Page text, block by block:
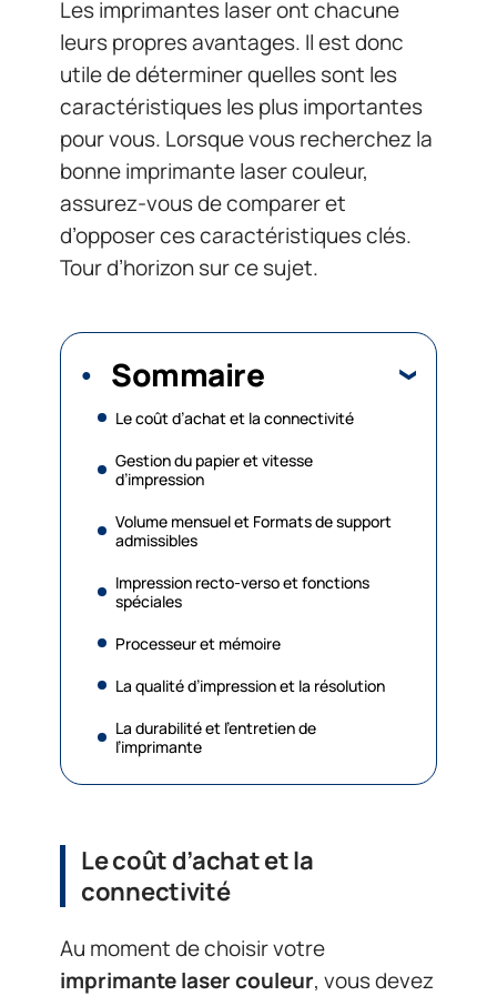
Les imprimantes laser ont chacune
leurs propres avantages. Il est donc
utile de déterminer quelles sont les
caractéristiques les plus importantes
pour vous. Lorsque vous recherchez la
bonne imprimante laser couleur,
assurez-vous de comparer et
d’opposer ces caractéristiques clés.
Tour d’horizon sur ce sujet.
Sommaire
Le coût d’achat et la connectivité
Gestion du papier et vitesse
d’impression
Volume mensuel et Formats de support
admissibles
Impression recto-verso et fonctions
spéciales
Processeur et mémoire
La qualité d’impression et la résolution
La durabilité et l’entretien de
l’imprimante
Le coût d’achat et la
connectivité
Au moment de choisir votre
imprimante laser couleur, vous devez